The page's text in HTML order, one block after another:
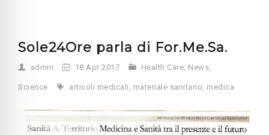
Sole24Ore parla di For.Me.Sa.
admin 18 Apr 2017 Health Care, News,
Science articoli medicali , materiale sanitario, medica